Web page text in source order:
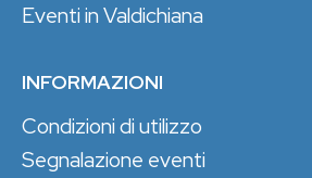
Eventi in Valdichiana
INFORMAZIONI
Condizioni di utilizzo
Segnalazione eventi